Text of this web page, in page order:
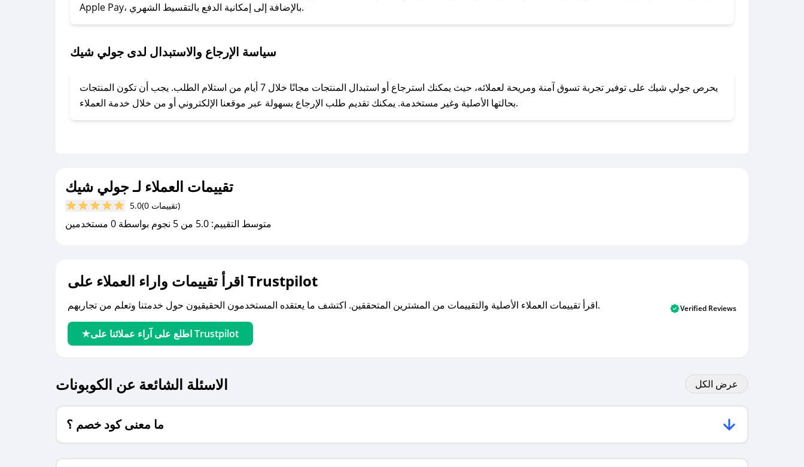
- اضغط على أيقونة متابعة لمتجر جولي شيك في تطبيق صحصح.
- تابع حسابنا الرسمي على تويتر وقم بتفعيل زر التنبيهات.
Apple Pay، بالإضافة إلى إمكانية الدفع بالتقسيط الشهري.
سياسة الإرجاع والاستبدال لدى جولي شيك
يحرص جولي شيك على توفير تجربة تسوق آمنة ومريحة لعملائه، حيث يمكنك استرجاع أو استبدال المنتجات مجانًا خلال 7 أيام من استلام الطلب. يجب أن تكون المنتجات
بحالتها الأصلية وغير مستخدمة. يمكنك تقديم طلب الإرجاع بسهولة عبر موقعنا الإلكتروني أو من خلال خدمة العملاء.
تقييمات العملاء لـ جولي شيك
5.0 (0 تقييمات)
متوسط التقييم: 5.0 من 5 نجوم بواسطة 0 مستخدمين
اقرأ تقييمات واراء العملاء على Trustpilot
اقرأ تقييمات العملاء الأصلية والتقييمات من المشترين المتحققين. اكتشف ما يعتقده المستخدمون الحقيقيون حول خدمتنا وتعلم من تجاربهم.
اطلع على آراء عملائنا على Trustpilot
Verified Reviews
الاسئلة الشائعة عن الكوبونات عرض الكل
ما معنى كود خصم ؟